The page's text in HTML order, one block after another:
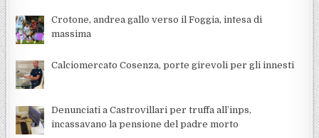
Crotone, andrea gallo verso il Foggia, intesa di
massima
Calciomercato Cosenza, porte girevoli per gli innesti
Denunciati a Castrovillari per truffa all’inps,
incassavano la pensione del padre morto